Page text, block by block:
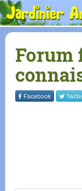
Forum
Facebook